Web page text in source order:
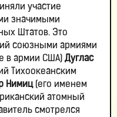
участие
значимыми
Штатов. Это
союзными армиями
в армии США) Дуглас
Тихоокеанским
Нимиц (его именем
атомный
смотрелся